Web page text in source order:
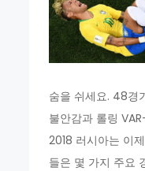
숨을 쉬세요. 48경
불안감과 롤링
2018 러시아는 이
들은 몇 가지 주요